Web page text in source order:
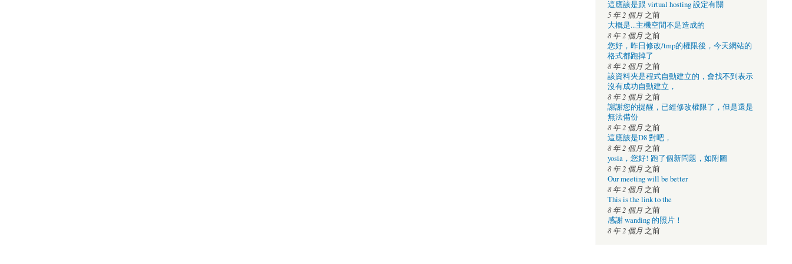
這應該是跟 virtual hosting 設定有關
5 年 2 個月之前
大概是...主機空間不足造成的
8 年 2 個月之前
您好，昨日修改/tmp的權限後，今天網站的
格式都跑掉了
8 年 2 個月之前
該資料夾是程式自動建立的，會找不到表示
沒有成功自動建立，
8 年 2 個月之前
謝謝您的提醒，已經修改權限了，但是還是
無法備份
8 年 2 個月之前
這應該是D8 對吧，
8 年 2 個月之前
yosia，您好! 跑了個新問題，如附圖
8 年 2 個月之前
Our meeting will be better
8 年 2 個月之前
This is the link to the
8 年 2 個月之前
感謝 wanding 的照片！
8 年 2 個月之前